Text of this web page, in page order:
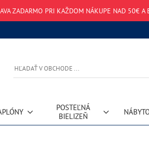
ZADARMO PRI KAŽDOM NÁKUPE NAD 50€ A
POSTEĽNÁ
BIELIZEŇ